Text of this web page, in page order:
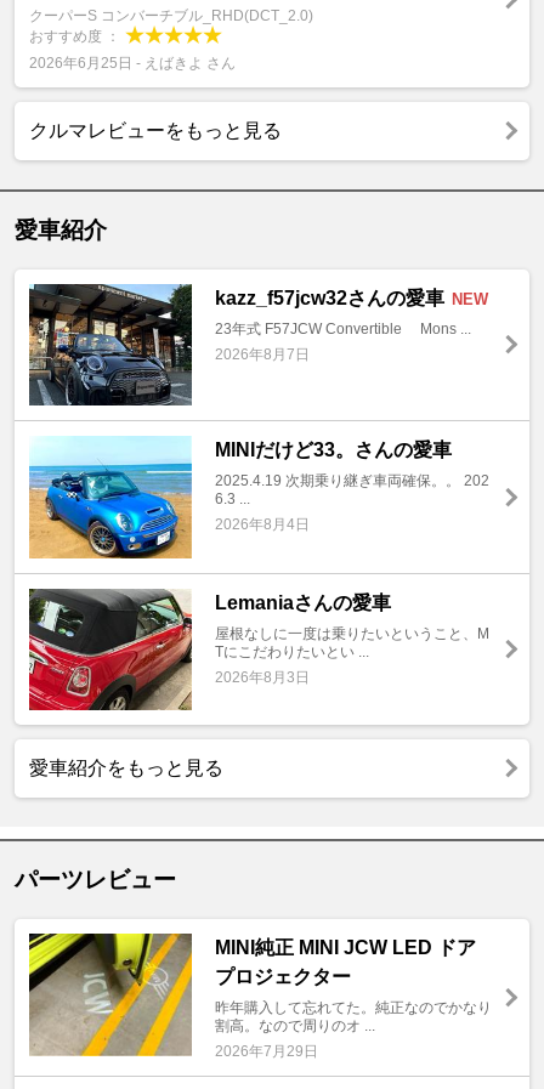
クーパーS コンバーチブル_RHD(DCT_2.0)
おすすめ度 ：
2026年6月25日 - えばきよ さん
クルマレビューをもっと見る
愛車紹介
kazz_f57jcw32さんの愛車 NEW
23年式 F57JCW Convertible Mons ...
2026年8月7日
MINIだけど33。さんの愛車
2025.4.19 次期乗り継ぎ車両確保。。 202
6.3 ...
2026年8月4日
Lemaniaさんの愛車
屋根なしに一度は乗りたいということ、M
Tにこだわりたいとい ...
2026年8月3日
愛車紹介をもっと見る
パーツレビュー
MINI純正 MINI JCW LED ドア
プロジェクター
昨年購入して忘れてた。純正なのでかなり
割高。なので周りのオ ...
2026年7月29日